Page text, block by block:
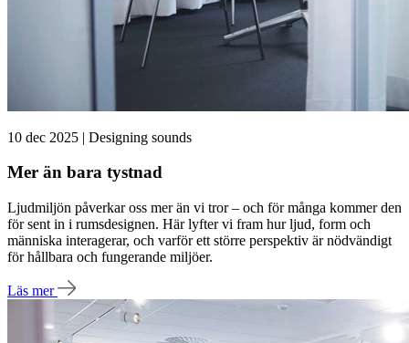
10 dec 2025 | Designing sounds
Mer än bara tystnad
Ljudmiljön påverkar oss mer än vi tror – och för många kommer den
för sent in i rums­designen. Här lyfter vi fram hur ljud, form och
människa interagerar, och varför ett större perspektiv är nödvändigt
för hållbara och fungerande miljöer.
Läs mer